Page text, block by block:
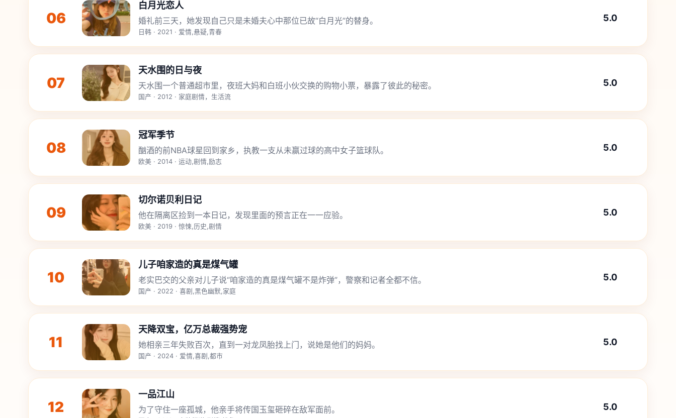
06
白月光恋人
婚礼前三天，她发现自己只是未婚夫心中那位已故“白月光”的替身。
日韩 · 2021 · 爱情,悬疑,青春
5.0
07
天水围的日与夜
天水围一个普通超市里，夜班大妈和白班小伙交换的购物小票，暴露了彼此的秘密。
国产 · 2012 · 家庭剧情，生活流
5.0
08
冠军季节
酗酒的前NBA球星回到家乡，执教一支从未赢过球的高中女子篮球队。
欧美 · 2014 · 运动,剧情,励志
5.0
09
切尔诺贝利日记
他在隔离区捡到一本日记，发现里面的预言正在一一应验。
欧美 · 2019 · 惊悚,历史,剧情
5.0
10
儿子咱家造的真是煤气罐
老实巴交的父亲对儿子说“咱家造的真是煤气罐不是炸弹”，警察和记者全都不信。
国产 · 2022 · 喜剧,黑色幽默,家庭
5.0
11
天降双宝，亿万总裁强势宠
她相亲三年失败百次，直到一对龙凤胎找上门，说她是他们的妈妈。
国产 · 2024 · 爱情,喜剧,都市
5.0
12
一品江山
为了守住一座孤城，他亲手将传国玉玺砸碎在敌军面前。 5.0